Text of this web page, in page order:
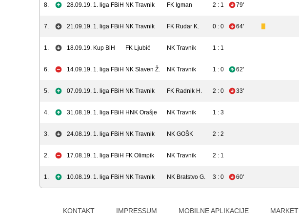
8. 28.09.19. 1. liga FBiH NK Travnik FK Igman 2 : 1 79'
7. 21.09.19. 1. liga FBiH NK Travnik FK Rudar K. 0 : 0 64'
1. 18.09.19. Kup BiH FK Ljubić NK Travnik 1 : 1
6. 14.09.19. 1. liga FBiH NK Slaven Ž. NK Travnik 1 : 0 62'
5. 07.09.19. 1. liga FBiH NK Travnik FK Radnik H. 2 : 0 33'
4. 31.08.19. 1. liga FBiH HNK Orašje NK Travnik 1 : 3
3. 24.08.19. 1. liga FBiH NK Travnik NK GOŠK 2 : 2
2. 17.08.19. 1. liga FBiH FK Olimpik NK Travnik 2 : 1
1. 10.08.19. 1. liga FBiH NK Travnik NK Bratstvo G. 3 : 0 60'
KONTAKT IMPRESSUM MOBILNE APLIKACIJE